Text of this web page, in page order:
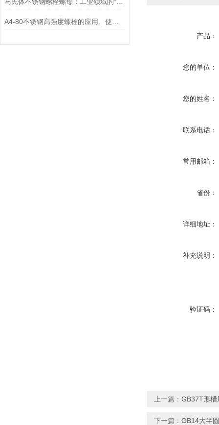
产品：
您的单位：
您的姓名：
联系电话：
常用邮箱：
省份：
详细地址：
补充说明：
验证码：
上一篇： GB37T形槽
下一篇： GB14大半